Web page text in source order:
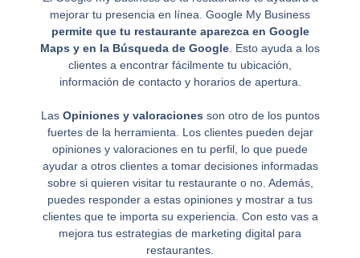
mejorar tu presencia en línea. Google My Business
permite que tu restaurante aparezca en Google
Maps y en la Búsqueda de Google. Esto ayuda a los
clientes a encontrar fácilmente tu ubicación,
información de contacto y horarios de apertura.
Las Opiniones y valoraciones son otro de los puntos
fuertes de la herramienta. Los clientes pueden dejar
opiniones y valoraciones en tu perfil, lo que puede
ayudar a otros clientes a tomar decisiones informadas
sobre si quieren visitar tu restaurante o no. Además,
puedes responder a estas opiniones y mostrar a tus
clientes que te importa su experiencia. Con esto vas a
mejora tus estrategias de marketing digital para
restaurantes.